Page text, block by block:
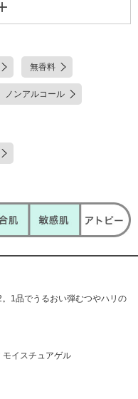
セリル、セトステアリルアル
チレングリコール20000、L-
シプロリン、dl-α-トコフェロ
クリル酸・メタクリル酸ア
二ナトリウム、カルボキシ
イルオキシエチル)カルバメ
セリルグルコシド液、グリ
油脂肪酸フィトステリル、
ノパルミチン酸ソルビタ
ェノキシエタノール、メチ
無香料
ノンアルコール
1品でうるおい弾むつやハリの
モイスチュアゲル